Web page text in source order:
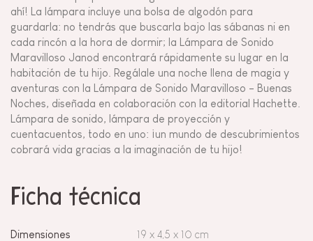
ahí! La lámpara incluye una bolsa de algodón para
guardarla: no tendrás que buscarla bajo las sábanas ni en
cada rincón a la hora de dormir; la Lámpara de Sonido
Maravilloso Janod encontrará rápidamente su lugar en la
habitación de tu hijo. Regálale una noche llena de magia y
aventuras con la Lámpara de Sonido Maravilloso - Buenas
Noches, diseñada en colaboración con la editorial Hachette.
Lámpara de sonido, lámpara de proyección y
cuentacuentos, todo en uno: ¡un mundo de descubrimientos
cobrará vida gracias a la imaginación de tu hijo!
Ficha técnica
Dimensiones 19 x 4,5 x 10 cm